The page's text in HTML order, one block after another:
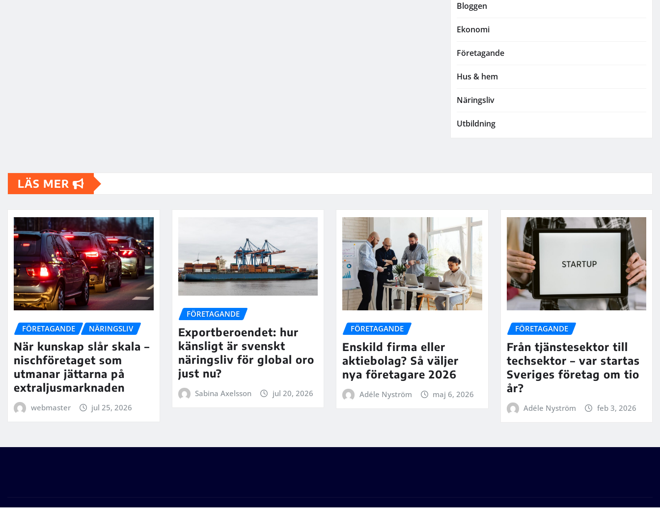
Bloggen
Ekonomi
Företagande
Hus & hem
Näringsliv
Utbildning
LÄS MER
FÖRETAGANDE NÄRINGSLIV
När kunskap slår skala –
nischföretaget som
utmanar jättarna på
extraljusmarknaden
webmaster jul 25, 2026
FÖRETAGANDE
Exportberoendet: hur
känsligt är svenskt
näringsliv för global oro
just nu?
Sabina Axelsson jul 20, 2026
FÖRETAGANDE
Enskild firma eller
aktiebolag? Så väljer
nya företagare 2026
Adéle Nyström maj 6, 2026
FÖRETAGANDE
Från tjänstesektor till
techsektor – var startas
Sveriges företag om tio
år?
Adéle Nyström feb 3, 2026